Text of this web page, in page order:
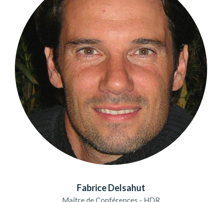
Fabrice Delsahut
Maître de Conférences - HDR